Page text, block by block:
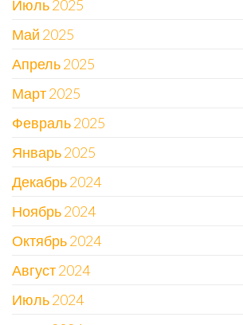
Июль 2025
Май 2025
Апрель 2025
Март 2025
Февраль 2025
Январь 2025
Декабрь 2024
Ноябрь 2024
Октябрь 2024
Август 2024
Июль 2024